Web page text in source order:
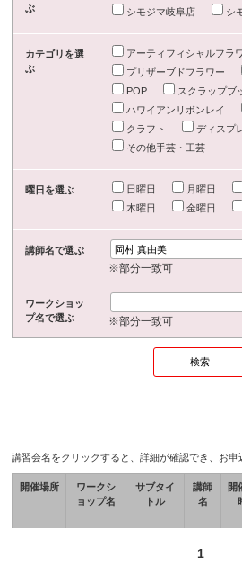
ぶ
シモジマ岐阜店
シ
カテゴリを選
ぶ
アーティフィシャルフラ
プリザーブドフラワー
POP
スクラップブ
ハワイアンリボンレイ
クラフト
ディスプ
その他手芸・工芸
曜日を選ぶ 日曜日 月曜日
木曜日
金曜日
講師名で選ぶ
※部分一致可
ワークショッ
プ名で選ぶ
※部分一致可
講習会名をクリックすると、詳細が確認でき、お申
開催場所
ワークシ
ョップ名
サブタイ
トル
講師
名
開
1